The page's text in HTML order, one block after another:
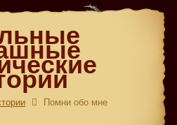
Помни обо мне